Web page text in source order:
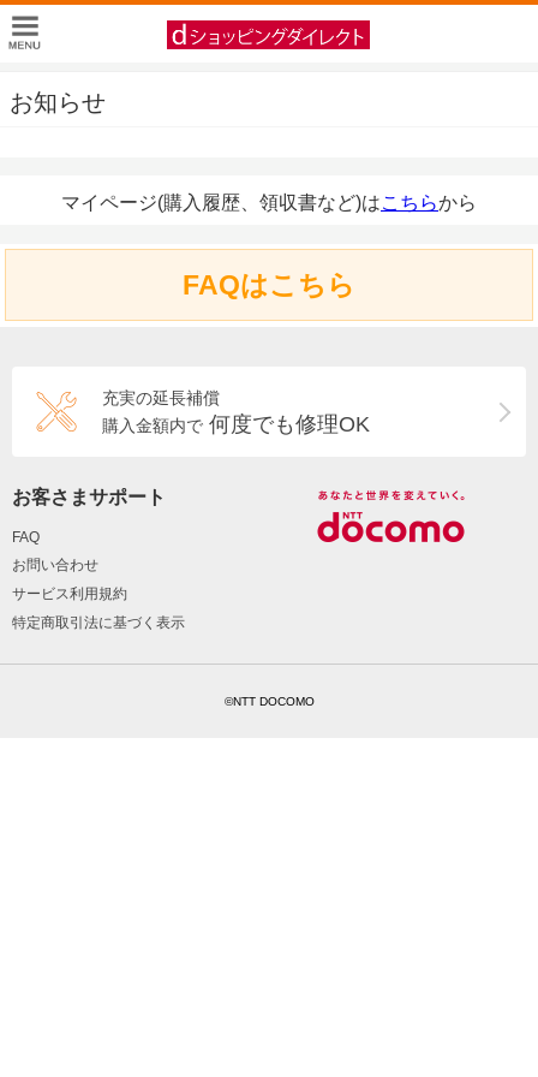
お知らせ
マイページ(購入履歴、領収書など)はこちらから
FAQはこちら
充実の延長補償
購入金額内で 何度でも修理OK
お客さまサポート
FAQ
お問い合わせ
サービス利用規約
特定商取引法に基づく表示
©NTT DOCOMO